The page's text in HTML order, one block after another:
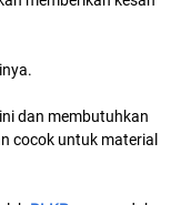
dan membutuhkan
cocok untuk material